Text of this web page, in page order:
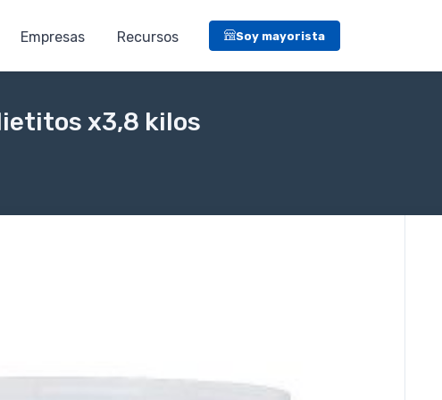
Empresas Recursos Soy mayorista
x3,8 kilos